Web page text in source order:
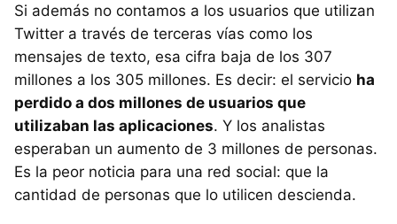
Si además no contamos a los usuarios que utilizan
Twitter a través de terceras vías como los
mensajes de texto, esa cifra baja de los 307
millones a los 305 millones. Es decir: el servicio ha
perdido a dos millones de usuarios que
utilizaban las aplicaciones. Y los analistas
esperaban un aumento de 3 millones de personas.
Es la peor noticia para una red social: que la
cantidad de personas que lo utilicen descienda.